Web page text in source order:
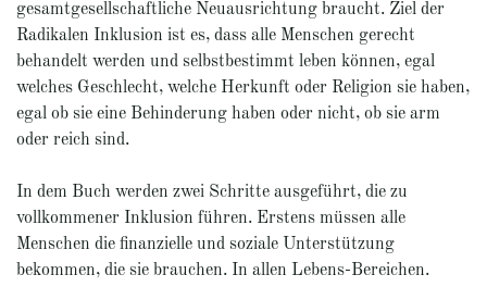
gesamtgesellschaftliche Neuausrichtung braucht. Ziel der
Radikalen Inklusion ist es, dass alle Menschen gerecht
behandelt werden und selbstbestimmt leben können, egal
welches Geschlecht, welche Herkunft oder Religion sie haben,
egal ob sie eine Behinderung haben oder nicht, ob sie arm
oder reich sind.
In dem Buch werden zwei Schritte ausgeführt, die zu
vollkommener Inklusion führen. Erstens müssen alle
Menschen die finanzielle und soziale Unterstützung
bekommen, die sie brauchen. In allen Lebens-Bereichen.